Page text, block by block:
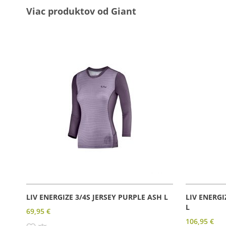
Viac produktov od Giant
LIV ENERGIZE 3/4S JERSEY PURPLE ASH L
69,95 €
LIV
L
106,95 €